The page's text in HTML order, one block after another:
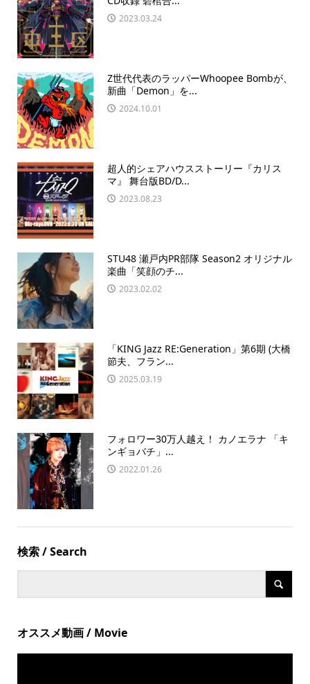
2023.03.24
Z世代代表のラッパーWhoopee Bombが、
新曲「Demon」を...
2024.10.01
超人的シェアハウスストーリー『カリス
マ』 舞台版BD/D...
2023.08.23
STU48 瀬戸内PR部隊 Season2 オリジナル
楽曲「笑顔のチ...
2023.02.02
「KING Jazz RE:Generation」第6期 (大橋
節夫、フラン...
2025.03.19
フォロワー30万人越え！ カノエラナ 「キ
ンギョバチ」...
2022.01.26
検索 / Search
オススメ動画 / Movie